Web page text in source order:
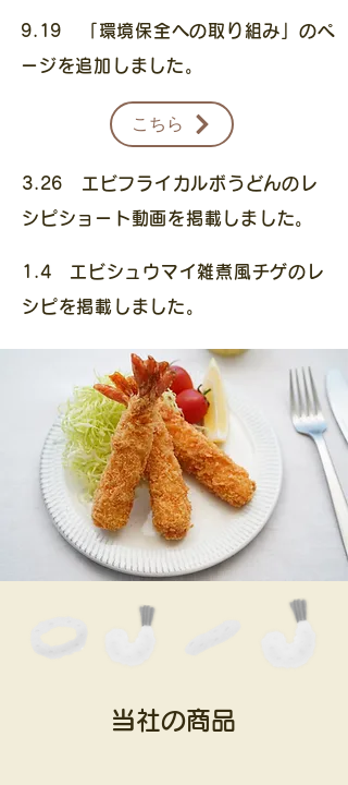
9.19 「環境保全への取り組み」のペ
ージを追加しました。
こちら
3.26 エビフライカルボうどんのレ
シピショート動画を掲載しました。
1.4 エビシュウマイ雑煮風チゲのレ
シピを掲載しました。
当社の商品